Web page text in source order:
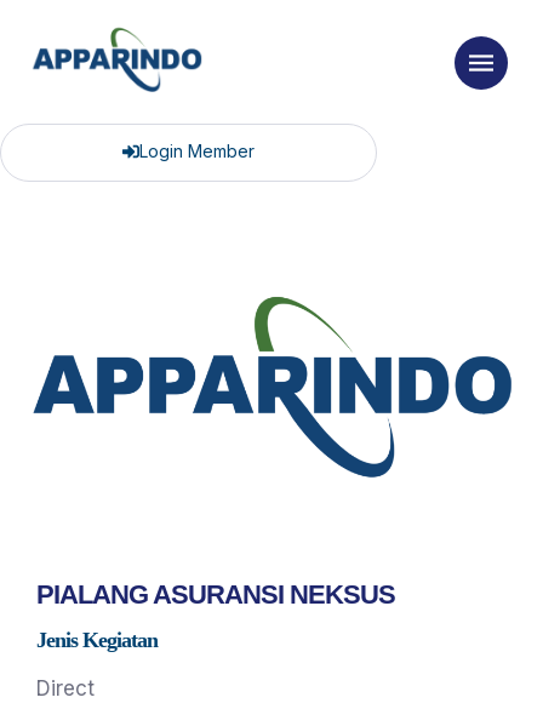
Login Member
PIALANG ASURANSI NEKSUS
Jenis Kegiatan
Direct